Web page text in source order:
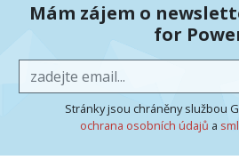
Mám zájem o
for
Stránky jsou chráněny službou
ochrana osobních údajů a